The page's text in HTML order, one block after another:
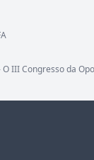
O III Congresso da